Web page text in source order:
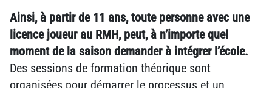
Ainsi, à partir de 11 ans, toute personne avec une
licence joueur au RMH, peut, à n’importe quel
moment de la saison demander à intégrer l’école.
Des sessions de formation théorique sont
organisées pour démarrer le processus et un